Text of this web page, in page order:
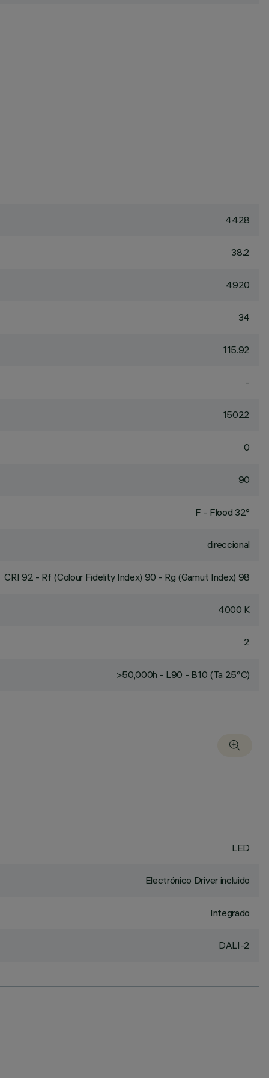
4428
38.2
4920
34
115.92
-
15022
0
90
F - Flood 32°
direccional
CRI 92 - Rf (Colour Fidelity Index) 90 - Rg (Gamut Index) 98
4000 K
2
>50,000h - L90 - B10 (Ta 25°C)
LED
Electrónico Driver incluido
Integrado
DALI-2